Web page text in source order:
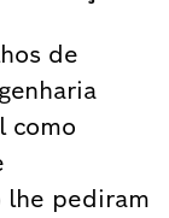
de
como
lhe pediram